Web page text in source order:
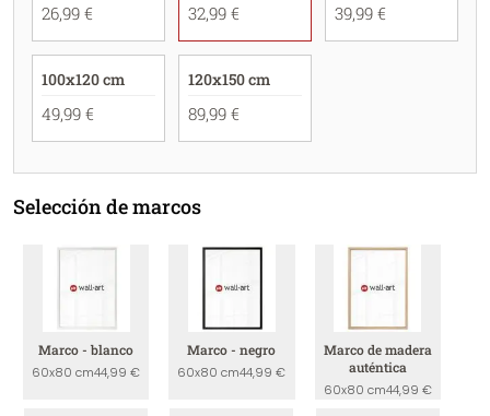
26,99 € 32,99 € 39,99 €
100x120 cm
49,99 €
120x150 cm
89,99 €
Selección de marcos
Marco - blanco
60x80 cm44,99 €
Marco - negro
60x80 cm44,99 €
Marco de madera
auténtica
60x80 cm44,99 €